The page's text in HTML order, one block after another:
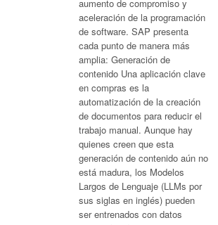
aumento de compromiso y
aceleración de la programación
de software. SAP presenta
cada punto de manera más
amplia: Generación de
contenido Una aplicación clave
en compras es la
automatización de la creación
de documentos para reducir el
trabajo manual. Aunque hay
quienes creen que esta
generación de contenido aún no
está madura, los Modelos
Largos de Lenguaje (LLMs por
sus siglas en inglés) pueden
ser entrenados con datos